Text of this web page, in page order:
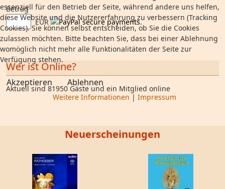
Betrag
EUR
Wer ist Online?
Aktuell sind 81950 Gäste und ein Mitglied online
Neuerscheinungen
essenziell für den Betrieb der Seite, während andere uns helfen,
diese Website und die Nutzererfahrung zu verbessern (Tracking
Cookies). Sie können selbst entscheiden, ob Sie die Cookies
zulassen möchten. Bitte beachten Sie, dass bei einer Ablehnung
womöglich nicht mehr alle Funktionalitäten der Seite zur
Verfügung stehen.
Akzeptieren Ablehnen
Weitere Informationen | Impressum